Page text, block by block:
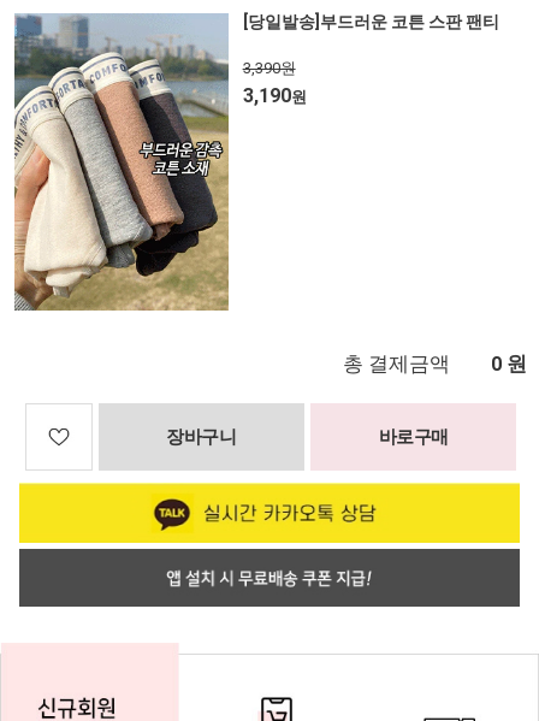
[당일발송]부드러운 코튼 스판 팬티
3,390원
3,190원
총 결제금액 0 원
장바구니 바로구매